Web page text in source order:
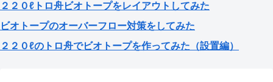
２２０ℓトロ舟ビオトープをレイアウトしてみた
ビオトープのオーバーフロー対策をしてみた
２２０ℓのトロ舟でビオトープを作ってみた（設置編）